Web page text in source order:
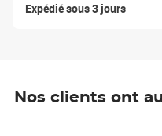
Expédié sous 3 jours
Nos clients ont